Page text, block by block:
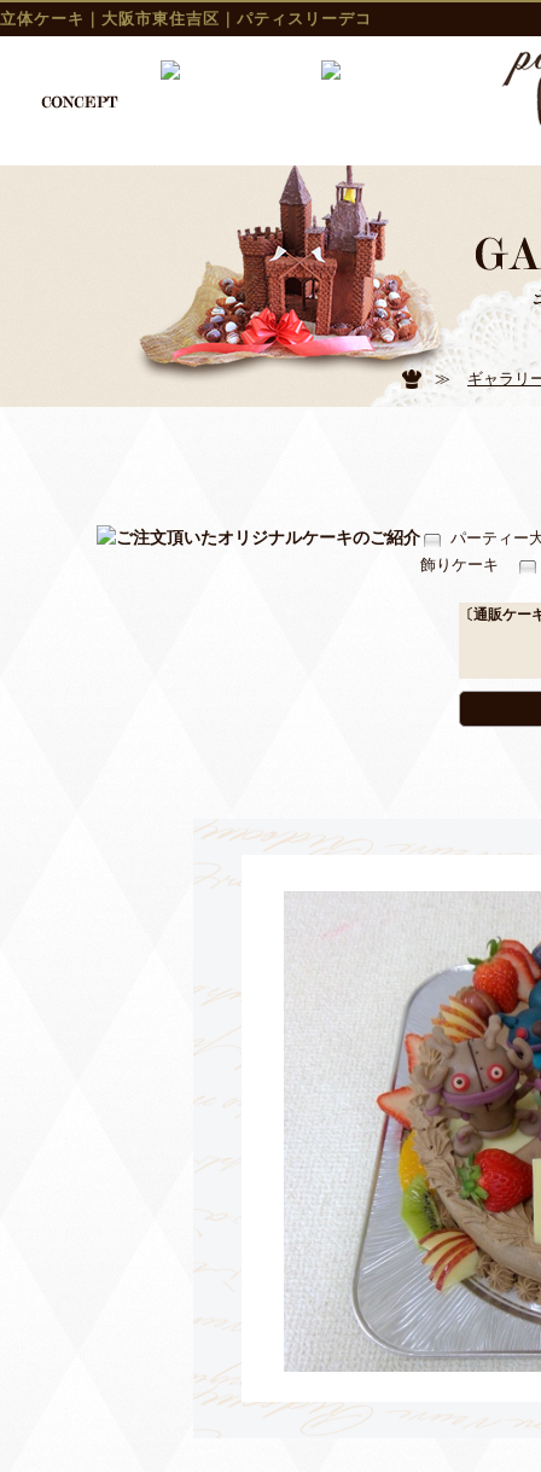
立体ケーキ｜大阪市東住吉区｜パティスリーデコ
≫ ギャラリ
パーティー
飾りケーキ
〔通販ケー